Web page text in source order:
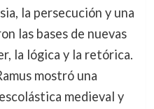
la persecución y una
las bases de nuevas
la lógica y la retórica.
mostró una
medieval y